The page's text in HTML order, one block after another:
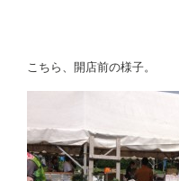
こちら、開店前の様子。